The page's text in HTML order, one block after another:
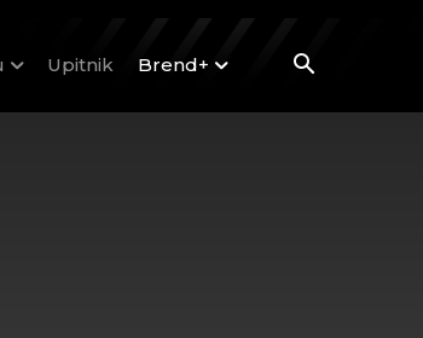
Upitnik Brend+